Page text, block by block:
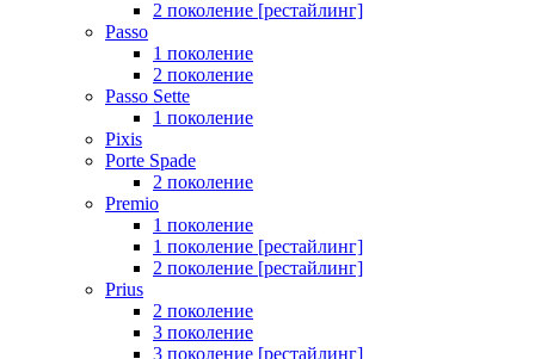
2 поколение [рестайлинг]
Passo
1 поколение
2 поколение
Passo Sette
1 поколение
Pixis
Porte Spade
2 поколение
Premio
1 поколение
1 поколение [рестайлинг]
2 поколение [рестайлинг]
Prius
2 поколение
3 поколение
3 поколение [рестайлинг]